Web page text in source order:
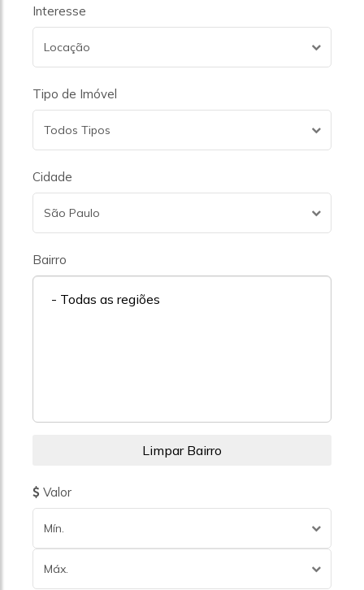
Interesse
Locação
Tipo de Imóvel
Todos Tipos
Cidade
São Paulo
Bairro
- Todas as regiões
Valor
Mín.
Máx.